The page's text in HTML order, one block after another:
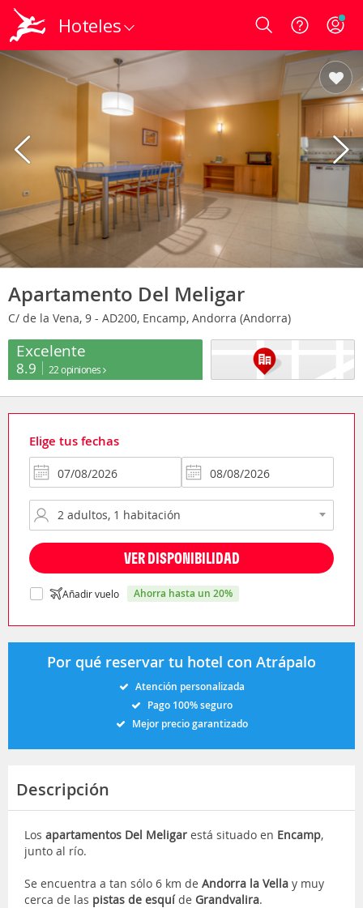
Hoteles Login
Apartamento Del Meligar
C/ de la Vena, 9 - AD200, Encamp, Andorra (Andorra)
Excelente
8.9 22 opiniones
Elige tus fechas
VER DISPONIBILIDAD
Añadir vuelo ahorra hasta un 20%
Por qué reservar tu hotel con Atrápalo
Atención personalizada
Pago 100% seguro
Mejor precio garantizado
Descripción
Los apartamentos Del Meligar está situado en Encamp,
junto al río.
Se encuentra a tan sólo 6 km de Andorra la Vella y muy
cerca de las pistas de esquíde Grandvalira.